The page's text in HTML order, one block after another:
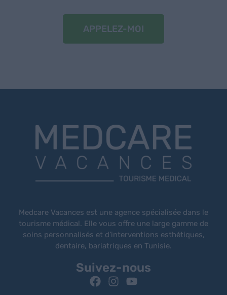
APPELEZ-MOI
Medcare Vacances est une agence spécialisée dans le
tourisme médical. Elle vous offre une large gamme de
soins personnalisés et d’interventions esthétiques,
dentaire, bariatriques en Tunisie.
Suivez-nous